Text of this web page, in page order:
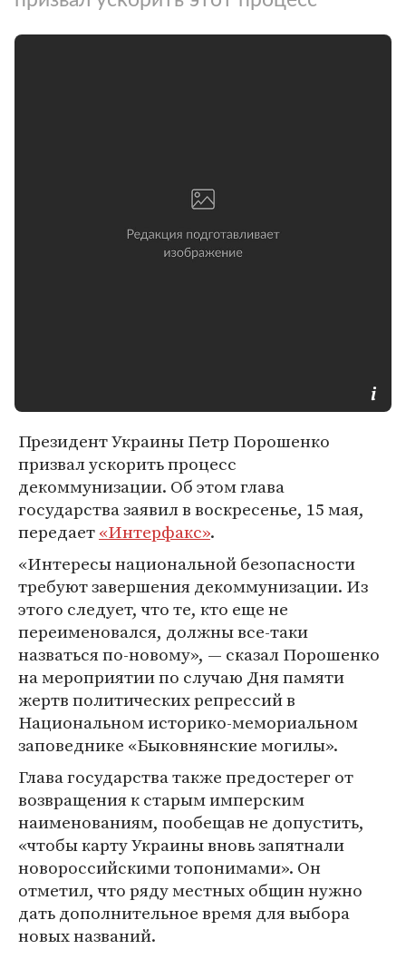
Президент Украины Петр Порошенко
призвал ускорить процесс
декоммунизации. Об этом глава
государства заявил в воскресенье, 15 мая,
передает«Интерфакс».
«Интересы национальной безопасности
требуют завершения декоммунизации. Из
этого следует, что те, кто еще не
переименовался, должны все-таки
назваться по-новому», — сказал Порошенко
на мероприятии по случаю Дня памяти
жертв политических репрессий в
Национальном историко-мемориальном
заповеднике «Быковнянские могилы».
Глава государства также предостерег от
возвращения к старым имперским
наименованиям, пообещав не допустить,
«чтобы карту Украины вновь запятнали
новороссийскими топонимами». Он
отметил, что ряду местных общин нужно
дать дополнительное время для выбора
новых названий.